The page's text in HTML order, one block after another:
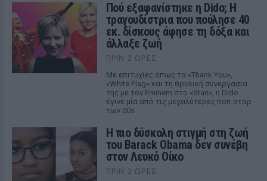
Πού εξαφανίστηκε η Dido; Η
τραγουδίστρια που πούλησε 40
εκ. δίσκους άφησε τη δόξα και
άλλαξε ζωή
ΠΡΙΝ 2 ΏΡΕΣ
Με επιτυχίες όπως τα «Thank You»,
«White Flag» και τη θρυλική συνεργασία
της με τον Eminem στο «Stan», η Dido
έγινε μία από τις μεγαλύτερες ποπ σταρ
των 00s
Η πιο δύσκολη στιγμή στη ζωή
του Barack Obama δεν συνέβη
στον Λευκό Οίκο
ΠΡΙΝ 2 ΏΡΕΣ